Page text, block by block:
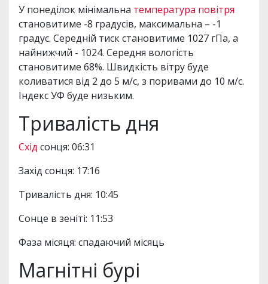
У понеділок мінімальна температура повітря
становитиме -8 градусів, максимальна – -1
градус. Середній тиск становитиме 1027 гПа, а
найнижчий - 1024. Середня вологість
становитиме 68%. Швидкість вітру буде
коливатися від 2 до 5 м/с, з поривами до 10 м/с.
Індекс УФ буде низьким.
Тривалість дня
Схід сонця: 06:31
Захід сонця: 17:16
Тривалість дня: 10:45
Сонце в зеніті: 11:53
Фаза місяця: спадаючий місяць
Магнітні бурі